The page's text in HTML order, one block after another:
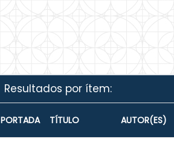
Resultados por ítem:
PORTADA TÍTULO AUTOR(ES)